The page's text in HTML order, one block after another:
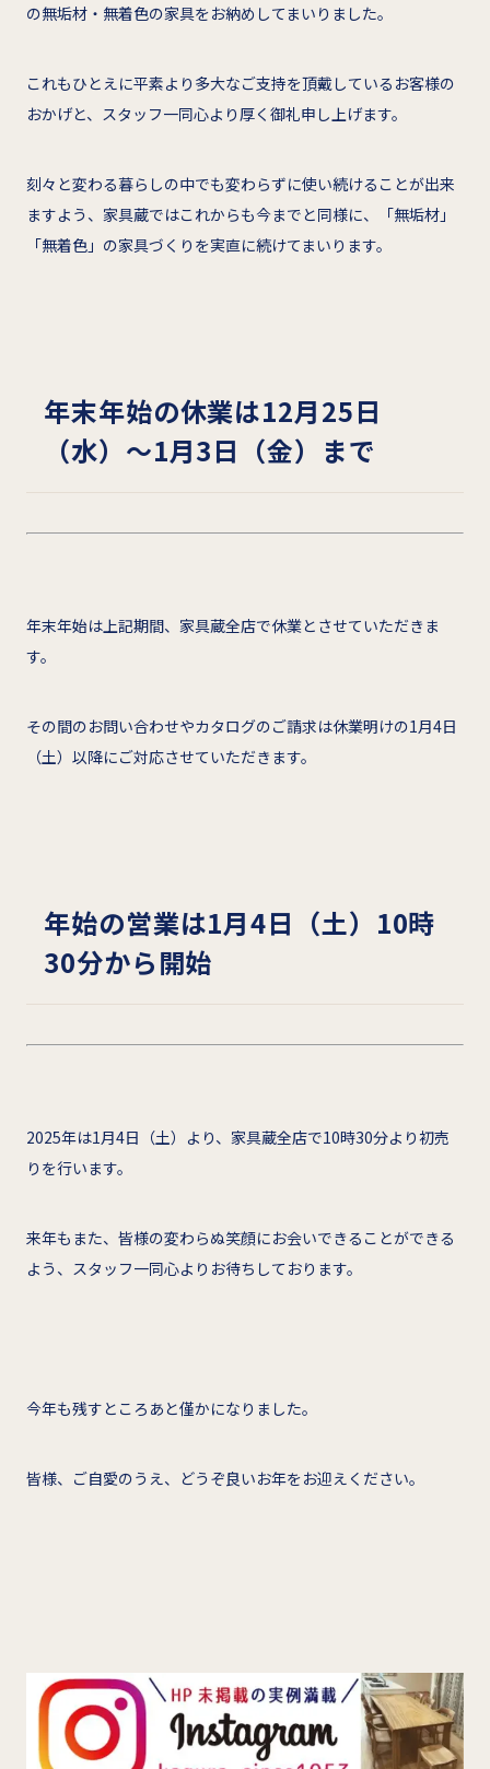
の無垢材・無着色の家具をお納めしてまいりました。
これもひとえに平素より多大なご支持を頂戴しているお客様の
おかげと、スタッフ一同心より厚く御礼申し上げます。
刻々と変わる暮らしの中でも変わらずに使い続けることが出来
ますよう、家具蔵ではこれからも今までと同様に、「無垢材」
「無着色」の家具づくりを実直に続けてまいります。
年末年始の休業は12月25日
（水）～1月3日（金）まで
年末年始は上記期間、家具蔵全店で休業とさせていただきま
す。
その間のお問い合わせやカタログのご請求は休業明けの1月4日
（土）以降にご対応させていただきます。
年始の営業は1月4日（土）10時
30分から開始
2025年は1月4日（土）より、家具蔵全店で10時30分より初売
りを行います。
来年もまた、皆様の変わらぬ笑顔にお会いできることができる
よう、スタッフ一同心よりお待ちしております。
今年も残すところあと僅かになりました。
皆様、ご自愛のうえ、どうぞ良いお年をお迎えください。